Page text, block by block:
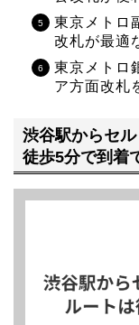
東京メトロ
改札が最適
東京メトロ
ア方面改札
渋谷駅からセ
徒歩5分で到着